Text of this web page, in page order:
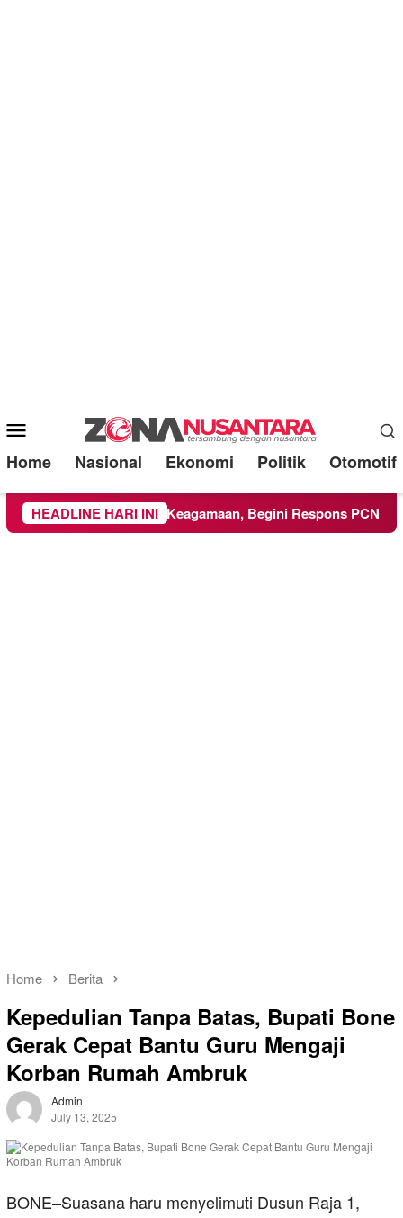
Mobile
Menu
Home Nasional Ekonomi Politik Otomotif
HEADLINE HARI INI
Ikuti Kegiatan Keagamaan, Begini Respons PCNU dan
Home Berita
Kepedulian Tanpa Batas, Bupati Bone
Gerak Cepat Bantu Guru Mengaji
Korban Rumah Ambruk
Admin
July 13, 2025
BONE–Suasana haru menyelimuti Dusun Raja 1,